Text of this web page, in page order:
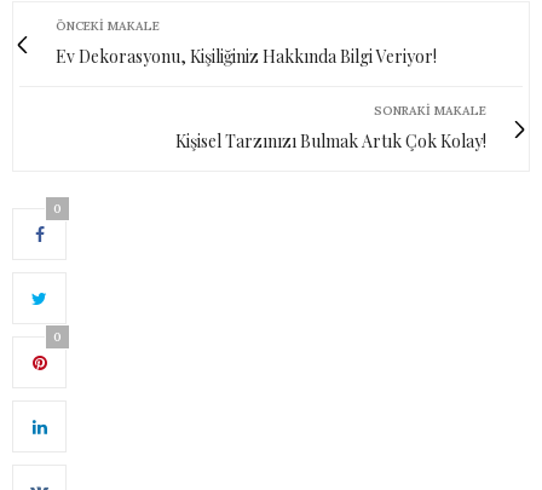
ÖNCEKI MAKALE
Ev Dekorasyonu, Kişiliğiniz Hakkında Bilgi Veriyor!
SONRAKI MAKALE
Kişisel Tarzınızı Bulmak Artık Çok Kolay!
0
0